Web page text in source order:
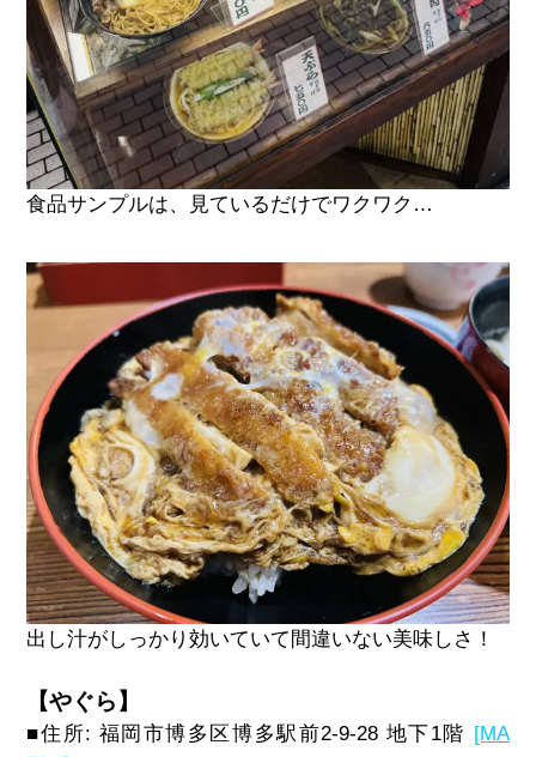
食品サンプルは、見ているだけでワクワク…
出し汁がしっかり効いていて間違いない美味しさ！
【やぐら】
■住所: 福岡市博多区博多駅前2-9-28 地下1階 [MA